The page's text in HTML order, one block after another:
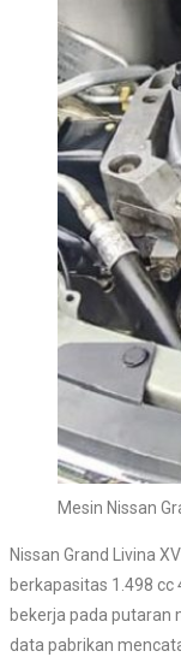
Mesin Nissan
Nissan Grand Livina
berkapasitas 1.498
bekerja pada putaran
data pabrikan